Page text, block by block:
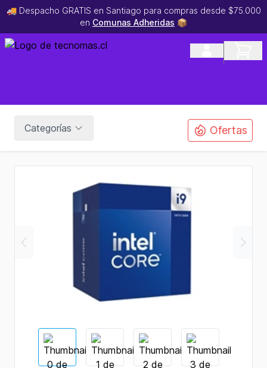
🚚 Despacho GRATIS en Santiago para compras desde $75.000
en Comunas Adheridas 📦
Categorías Ofertas